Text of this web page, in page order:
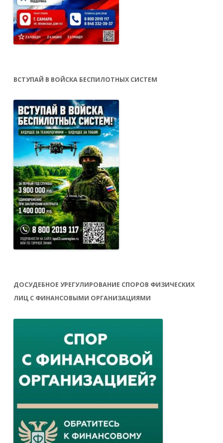
ВСТУПАЙ В ВОЙСКА БЕСПИЛОТНЫХ СИСТЕМ
ДОСУДЕБНОЕ УРЕГУЛИРОВАНИЕ СПОРОВ ФИЗИЧЕСКИХ
ЛИЦ С ФИНАНСОВЫМИ ОРГАНИЗАЦИЯМИ